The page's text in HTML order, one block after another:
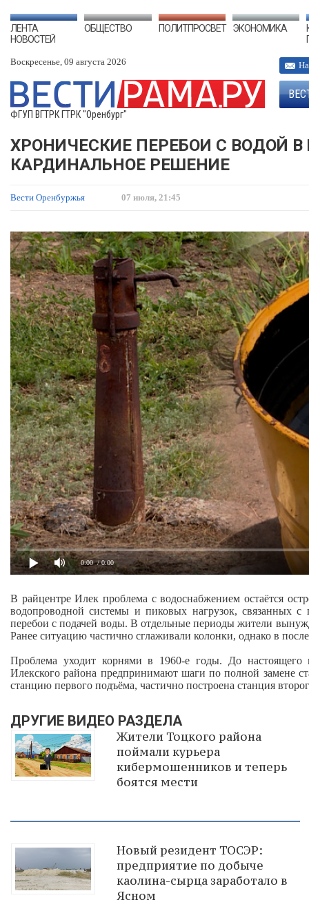
ЛЕНТА
НОВОСТЕЙ
ОБЩЕСТВО ПОЛИТПРОСВЕТ ЭКОНОМИКА
Воскресенье, 09 августа 2026
ФГУП ВГТРК ГТРК "Оренбург"
ХРОНИЧЕСКИЕ ПЕРЕБОИ С ВОДОЙ В
КАРДИНАЛЬНОЕ РЕШЕНИЕ
Вести Оренбуржья 07 июля, 21:45
0:00 / 0:00
В райцентре Илек проблема с водоснабжением остаётся
водопроводной системы и пиковых нагрузок, связанных с
перебои с подачей воды. В отдельные периоды жители
Ранее ситуацию частично сглаживали колонки, однако в
Проблема уходит корнями в 1960‑е годы. До настоящего
Илекского района предпринимают шаги по полной замене
станцию первого подъёма, частично построена станция
ДРУГИЕ ВИДЕО РАЗДЕЛА
Жители Тоцкого района
поймали курьера
кибермошенников и теперь
боятся мести
Новый резидент ТОСЭР:
предприятие по добыче
каолина-сырца заработало в
Ясном